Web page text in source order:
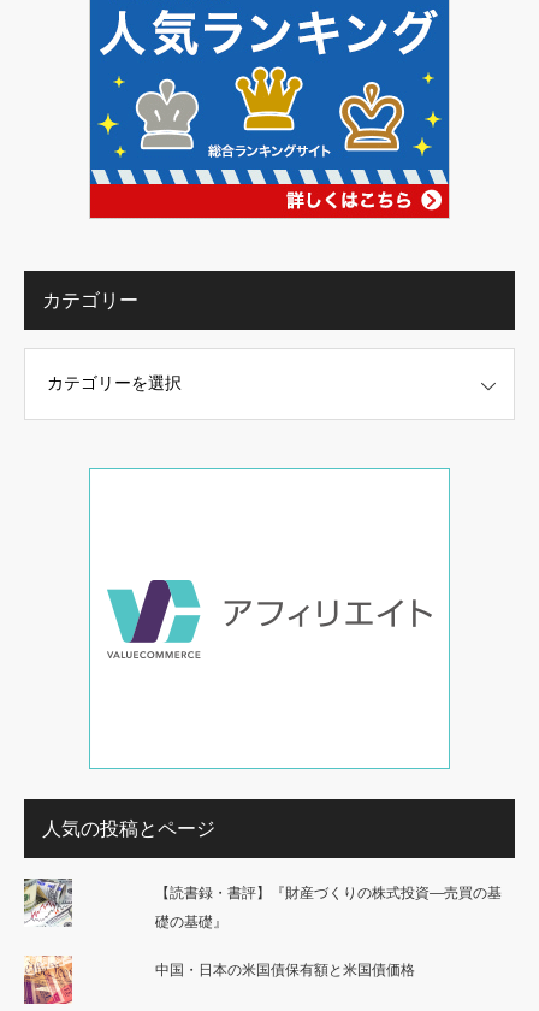
カテゴリー
人気の投稿とページ
【読書録・書評】『財産づくりの株式投資―売買の基
礎の基礎』
中国・日本の米国債保有額と米国債価格